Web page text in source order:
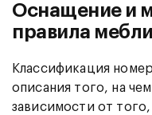
Оснащение и
правила
Классификация
описания того, на
зависимости от